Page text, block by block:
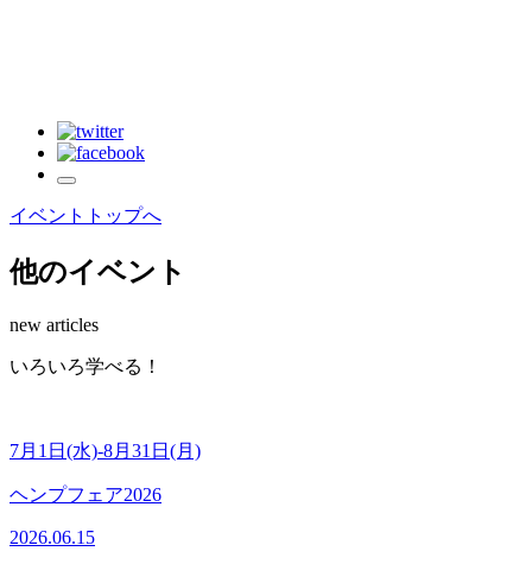
イベントトップへ
他のイベント
new articles
いろいろ学べる！
7月1日(水)-8月31日(月)
ヘンプフェア2026
2026.06.15